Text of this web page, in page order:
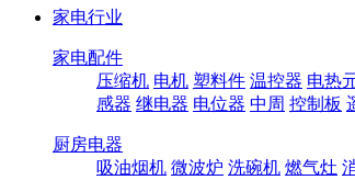
家电行业
家电配件
压缩机 电机 塑料件 温控器 电热
感器 继电器 电位器 中周 控制板
厨房电器
吸油烟机 微波炉 洗碗机 燃气灶